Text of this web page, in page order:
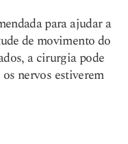
para ajudar a
de movimento do
a cirurgia pode
nervos estiverem